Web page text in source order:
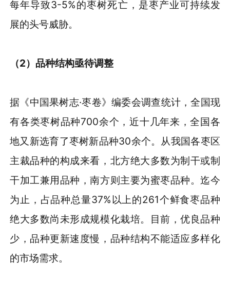
每年导致3-5%的枣树死亡，是枣产业可持续发
展的头号威胁。
（2） 品种结构亟待调整
据《中国果树志·枣卷》编委会调查统计，全国现
有各类枣树品种700余个，近十几年来，全国各
地又新选育了枣树新品种30余个。从我国各枣区
主裁品种的构成来看，北方绝大多数为制干或制
干加工兼用品种，南方则主要为蜜枣品种。迄今
为止，占品种总量37%以上的261个鲜食枣品种
绝大多数尚未形成规模化栽培。目前，优良品种
少，品种更新速度慢，品种结构不能适应多样化
的市场需求。